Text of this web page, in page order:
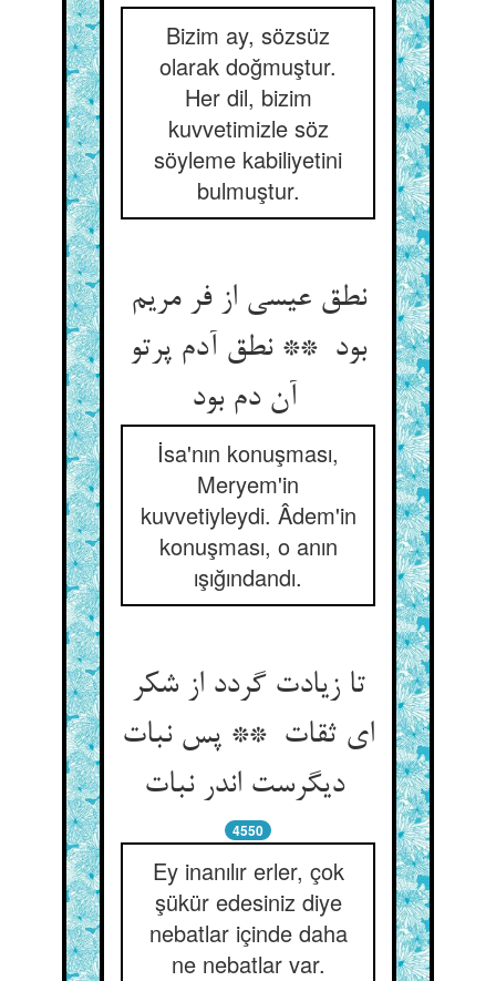
Bizim ay, sözsüz
olarak doğmuştur.
Her dil, bizim
kuvvetimizle söz
söyleme kabiliyetini
bulmuştur.
نطق عیسی از فر مریم
بود ** نطق آدم پرتو
İsa'nın konuşması,
Meryem'in
kuvvetiyleydi. Âdem'in
konuşması, o anın
ışığındandı.
تا زیادت گردد از شکر
ای ثقات ** پس نبات
دیگرست اندر نبات
4550
Ey inanılır erler, çok
şükür edesiniz diye
nebatlar içinde daha
ne nebatlar var.